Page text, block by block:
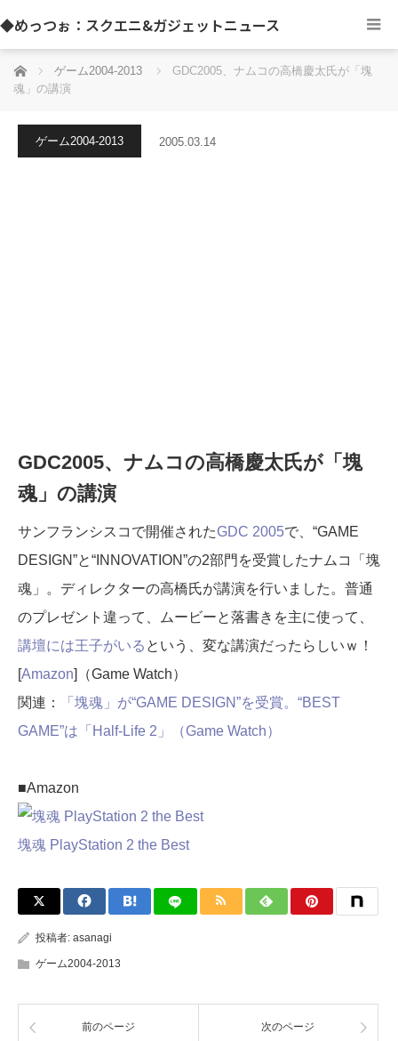
◆めっつぉ：スクエニ&ガジェットニュース
ホーム ゲーム2004-2013
GDC2005、ナムコの高橋慶太氏が「塊
魂」の講演
ゲーム2004-2013 2005.03.14
GDC2005、ナムコの高橋慶太氏が「塊
魂」の講演
サンフランシスコで開催されたGDC 2005で、“GAME
DESIGN”と“INNOVATION”の2部門を受賞したナムコ「塊
魂」。ディレクターの高橋氏が講演を行いました。普通
のプレゼント違って、ムービーと落書きを主に使って、
講壇には王子がいる という、変な講演だったらしいｗ！
[Amazon]（Game Watch）
関連：
「塊魂」が“GAME DESIGN”を受賞。“BEST
GAME”は「Half-Life 2」（Game Watch）
■Amazon
塊魂 PlayStation 2 the Best
投稿者: asanagi
ゲーム2004-2013
前のページ 次のページ